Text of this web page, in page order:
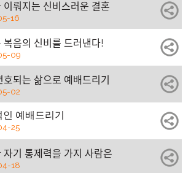
이뤄지는 신비스러운 결혼
16
복음의 신비를 드러낸다!
09
삶으로 예배드리기
02
인 예배드리기
25
자기 통제력을 가지 사람은
18